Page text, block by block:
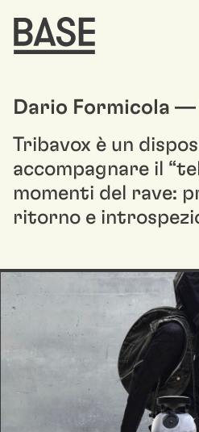
Dario Formicola —
Tribavox è un
accompagnare il
momenti del rave:
ritorno e